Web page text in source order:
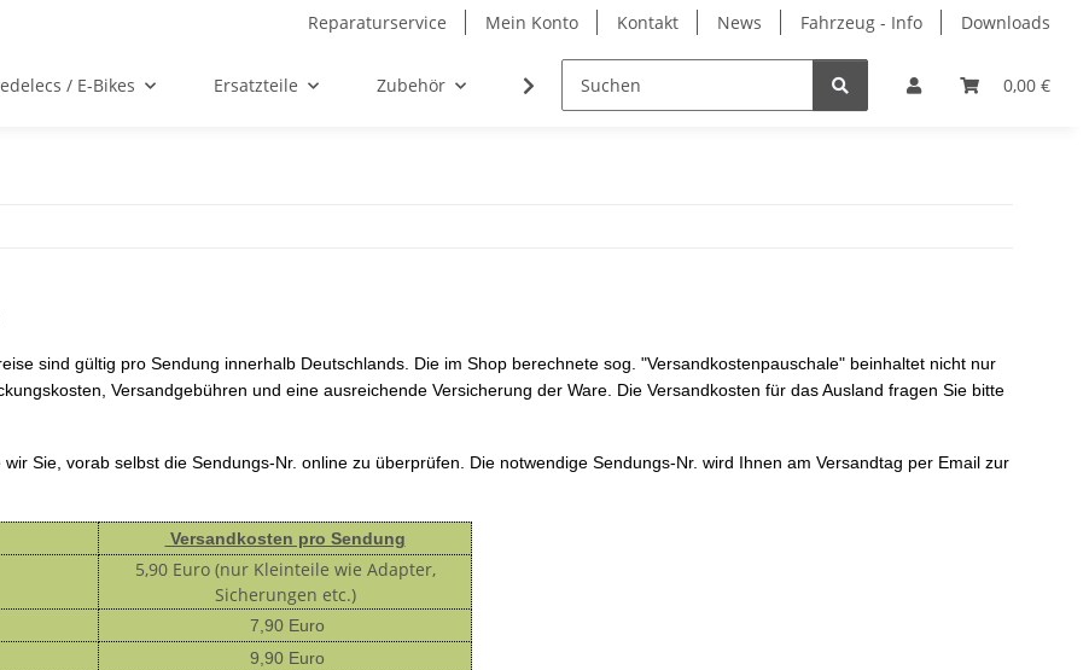
Reparaturservice Mein Konto Kontakt News Fahrzeug - Info Downloads
0,00 €
/ E-Bikes Ersatzteile Zubehör Werbemittel
sind gültig pro Sendung innerhalb Deutschlands. Die im Shop berechnete sog. "Versandkostenpauschale" beinhaltet nicht nur
Versandgebühren und eine ausreichende Versicherung der Ware. Die Versandkosten für das Ausland fragen Sie bitte
Sie, vorab selbst die Sendungs-Nr. online zu überprüfen. Die notwendige Sendungs-Nr. wird Ihnen am Versandtag per Email zur
Versandkosten pro Sendung
5,90 Euro (nur Kleinteile wie Adapter,
Sicherungen etc.)
7,90 Euro
9,90 Euro